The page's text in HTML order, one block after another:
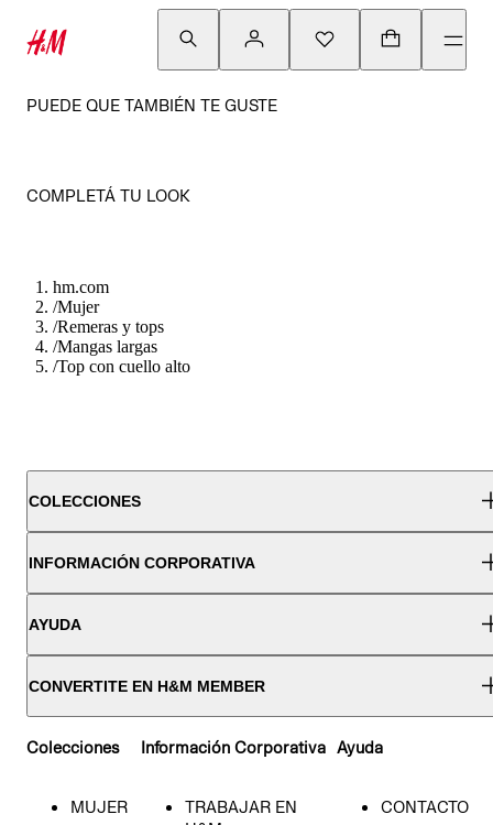
PUEDE QUE TAMBIÉN TE GUSTE
COMPLETÁ TU LOOK
hm.com
/Mujer
/Remeras y tops
/Mangas largas
/Top con cuello alto
COLECCIONES
INFORMACIÓN CORPORATIVA
AYUDA
CONVERTITE EN H&M MEMBER
Colecciones
MUJER
Información Corporativa
TRABAJAR EN
Ayuda
CONTACTO